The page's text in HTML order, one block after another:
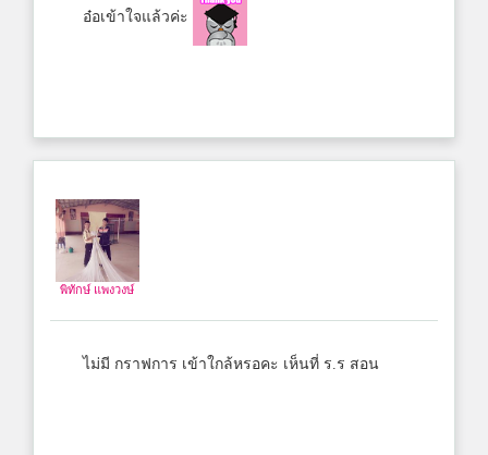
อ๋อเข้าใจแล้วค่ะ
พิทักษ์ แพงวงษ์
ไม่มี กราฟการ เข้าใกล้หรอคะ เห็นที่ ร.ร สอน